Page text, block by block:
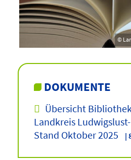
©
DOKUMENTE
Übersicht
Landkreis
Stand Oktober 2025
|